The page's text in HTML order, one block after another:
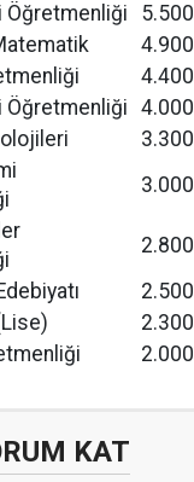
Öğretmenliği
5.500
4.900
4.400
Öğretmenliği 4.000
3.300
3.000
2.800
2.500
2.300
2.000
KAT